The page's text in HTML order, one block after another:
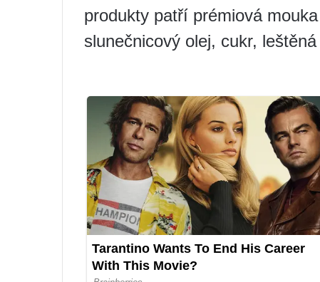
produkty patří prémiová
slunečnicový olej, cukr,